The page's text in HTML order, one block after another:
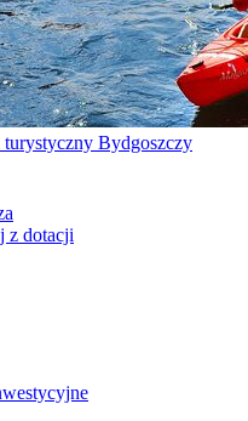
Bydgoszczy
z dotacji